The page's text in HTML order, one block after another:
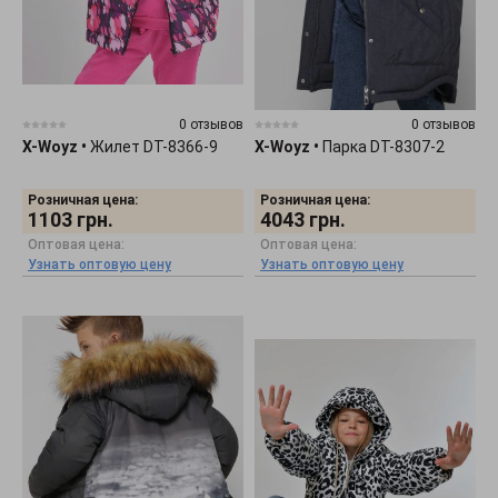
0 отзывов
X-Woyz • Жилет DT-8366-9
Розничная цена:
1103 грн.
Оптовая цена:
Узнать оптовую цену
0 отзывов
X-Woyz • Парка DT-8307-2
Розничная цена:
4043 грн.
Оптовая цена:
Узнать оптовую цену